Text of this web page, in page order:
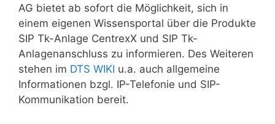
AG bietet ab sofort die Möglichkeit, sich in
einem eigenen Wissensportal über die Produkte
SIP Tk-Anlage CentrexX und SIP Tk-
Anlagenanschluss zu informieren. Des Weiteren
stehen im DTS WIKI u.a. auch allgemeine
Informationen bzgl. IP-Telefonie und SIP-
Kommunikation bereit.